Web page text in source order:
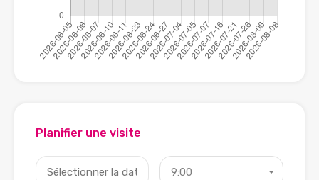
Planifier une visite
9:00